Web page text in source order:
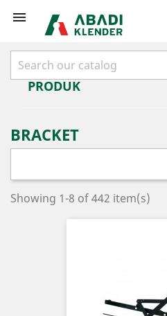

PRODUK
BRACKET
Showing 1-8 of 442 item(s)